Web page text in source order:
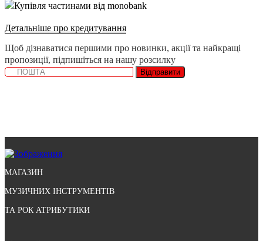
Купівля частинами від monobank
Детальніше про кредитування
Щоб дізнаватися першими про новинки, акції та найкращі
пропозиції, підпишіться на нашу розсилку
Відправити
МАГАЗИН
МУЗИЧНИХ ІНСТРУМЕНТІВ
ТА РОК АТРИБУТИКИ